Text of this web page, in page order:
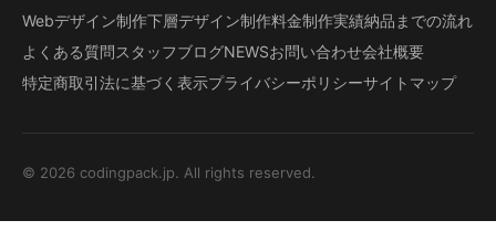
Webデザイン制作下層デザイン制作料金制作実績納品までの流れ
よくある質問スタッフブログNEWSお問い合わせ会社概要
特定商取引法に基づく表示プライバシーポリシーサイトマップ
© 2026 codingpack.jp. All rights reserved.